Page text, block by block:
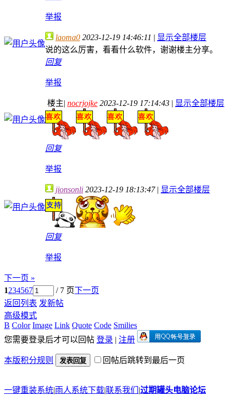
举报
laoma0 2023-12-19 14:46:11 | 显示全部楼层
说的这么厉害，看看什么软件，谢谢楼主分享。
回复
举报
楼主| nocrjojke 2023-12-19 17:14:43 | 显示全部楼层
回复
举报
jionsonli 2023-12-19 18:13:47 | 显示全部楼层
回复
举报
下一页 »
1234567 / 7 页下一页
返回列表 发新帖
高级模式
B Color Image Link Quote Code Smilies
您需要登录后才可以回帖 登录 | 注册
本版积分规则 发表回复 回帖后跳转到最后一页
一键重装系统|雨人系统下载|联系我们 |过期罐头电脑论坛